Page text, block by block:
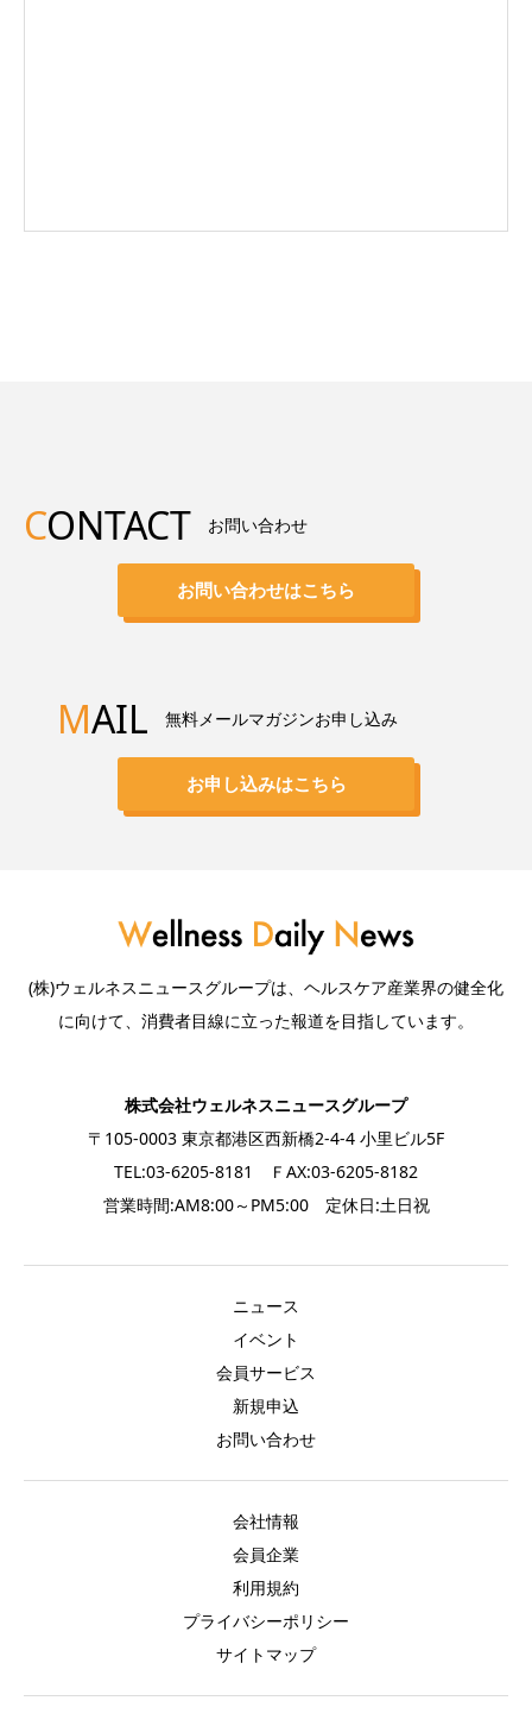
CONTACT お問い合わせ
お問い合わせはこちら
MAIL 無料メールマガジンお申し込み
お申し込みはこちら
(株)ウェルネスニュースグループは、ヘルスケア産業界の健全化
に向けて、消費者目線に立った報道を目指しています。
株式会社ウェルネスニュースグループ
〒105-0003 東京都港区西新橋2-4-4 小里ビル5F
TEL:03-6205-8181 ＦAX:03-6205-8182
営業時間:AM8:00～PM5:00 定休日:土日祝
ニュース
イベント
会員サービス
新規申込
お問い合わせ
会社情報
会員企業
利用規約
プライバシーポリシー
サイトマップ